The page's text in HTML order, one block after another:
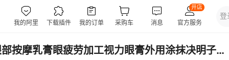
护眼膏草本眼部按摩乳膏眼疲劳加工视力眼膏外用涂抹决明子明目膏